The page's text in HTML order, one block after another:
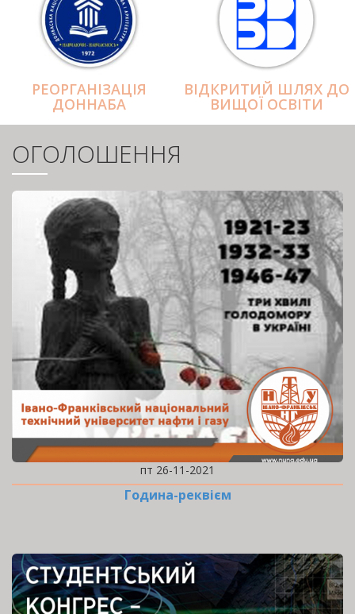
РЕОРГАНІЗАЦІЯ
ДОННАБА
ВІДКРИТИЙ ШЛЯХ ДО
ВИЩОЇ ОСВІТИ
ОГОЛОШЕННЯ
пт 26-11-2021
Година-реквієм